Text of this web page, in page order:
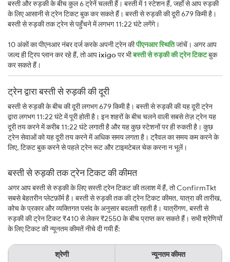
बस्ती और रुड़की के बीच कुल 6 ट्रेनें चलती हैं। बस्ती में 1 स्टेशन हैं, जहाँ से आप रुड़की
के लिए आसानी से ट्रेन टिकट बुक कर सकते हैं। बस्ती से रुड़की की दूरी 679 किमी है।
बस्ती से रुड़की तक ट्रेन से पहुँचने में लगभग 11:22 घंटे लगेंगे।
10 अंकों का पीएनआर नंबर दर्ज करके अपनी ट्रेन कीपीएनआर स्थितिजांचें। अगर आप
जल्द ही ट्रिप प्लान कर रहे हैं, तो आपixigoपर भीबस्ती से रुड़की की ट्रेन टिकटबुक
कर सकते हैं।
ट्रेन द्वारा बस्ती से रुड़की की दूरी
बस्ती से रुड़की के बीच की दूरी लगभग 679 किमी है। बस्ती से रुड़की की यह दूरी ट्रेन
द्वारा लगभग 11:22 घंटे में पूरी होती है। इन शहरों के बीच चलने वाली सबसे तेज़ ट्रेन यह
दूरी तय करने में करीब 11:22 घंटे लगाती है और यह कुछ स्टेशनों पर ही रुकती है। कुछ
ट्रेन सेवाओं को यह दूरी तय करने में अधिक समय लगता है। ट्रैवल का समय कम करने के
लिए, टिकट बुक करने से पहले ट्रेन रूट और टाइमटेबल चेक करना न भूलें।
बस्ती से रुड़की तक ट्रेन टिकट की कीमत
अगर आप बस्ती से रुड़की के लिए सस्ती ट्रेन टिकट की तलाश में हैं, तो ConfirmTkt
सबसे बेहतरीन प्लेटफ़ॉर्म है। बस्ती से रुड़की तक की ट्रेन टिकट कीमत, यात्रा की तारीख,
कोच के प्रकार और व्यक्तिगत पसंद के अनुसार बदलती रहती है। यात्रीगण, बस्ती से
रुड़की की ट्रेन टिकट ₹410 से लेकर ₹2550 के बीच प्राप्त कर सकते हैं। सभी श्रेणियों
के लिए टिकट की न्यूनतम कीमतें नीचे दी गयी हैं:
श्रेणी न्यूनतम कीमत